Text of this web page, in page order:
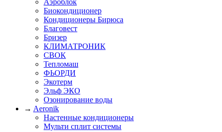
Аэроблок
Биокондиционер
Кондиционеры Бирюса
Благовест
Бризер
КЛИМАТРОНИК
СВОК
Тепломаш
ФЬОРДИ
Экотерм
Эльф ЭКО
Озонирование воды
→ Aeronik
Настенные кондиционеры
Мульти сплит системы